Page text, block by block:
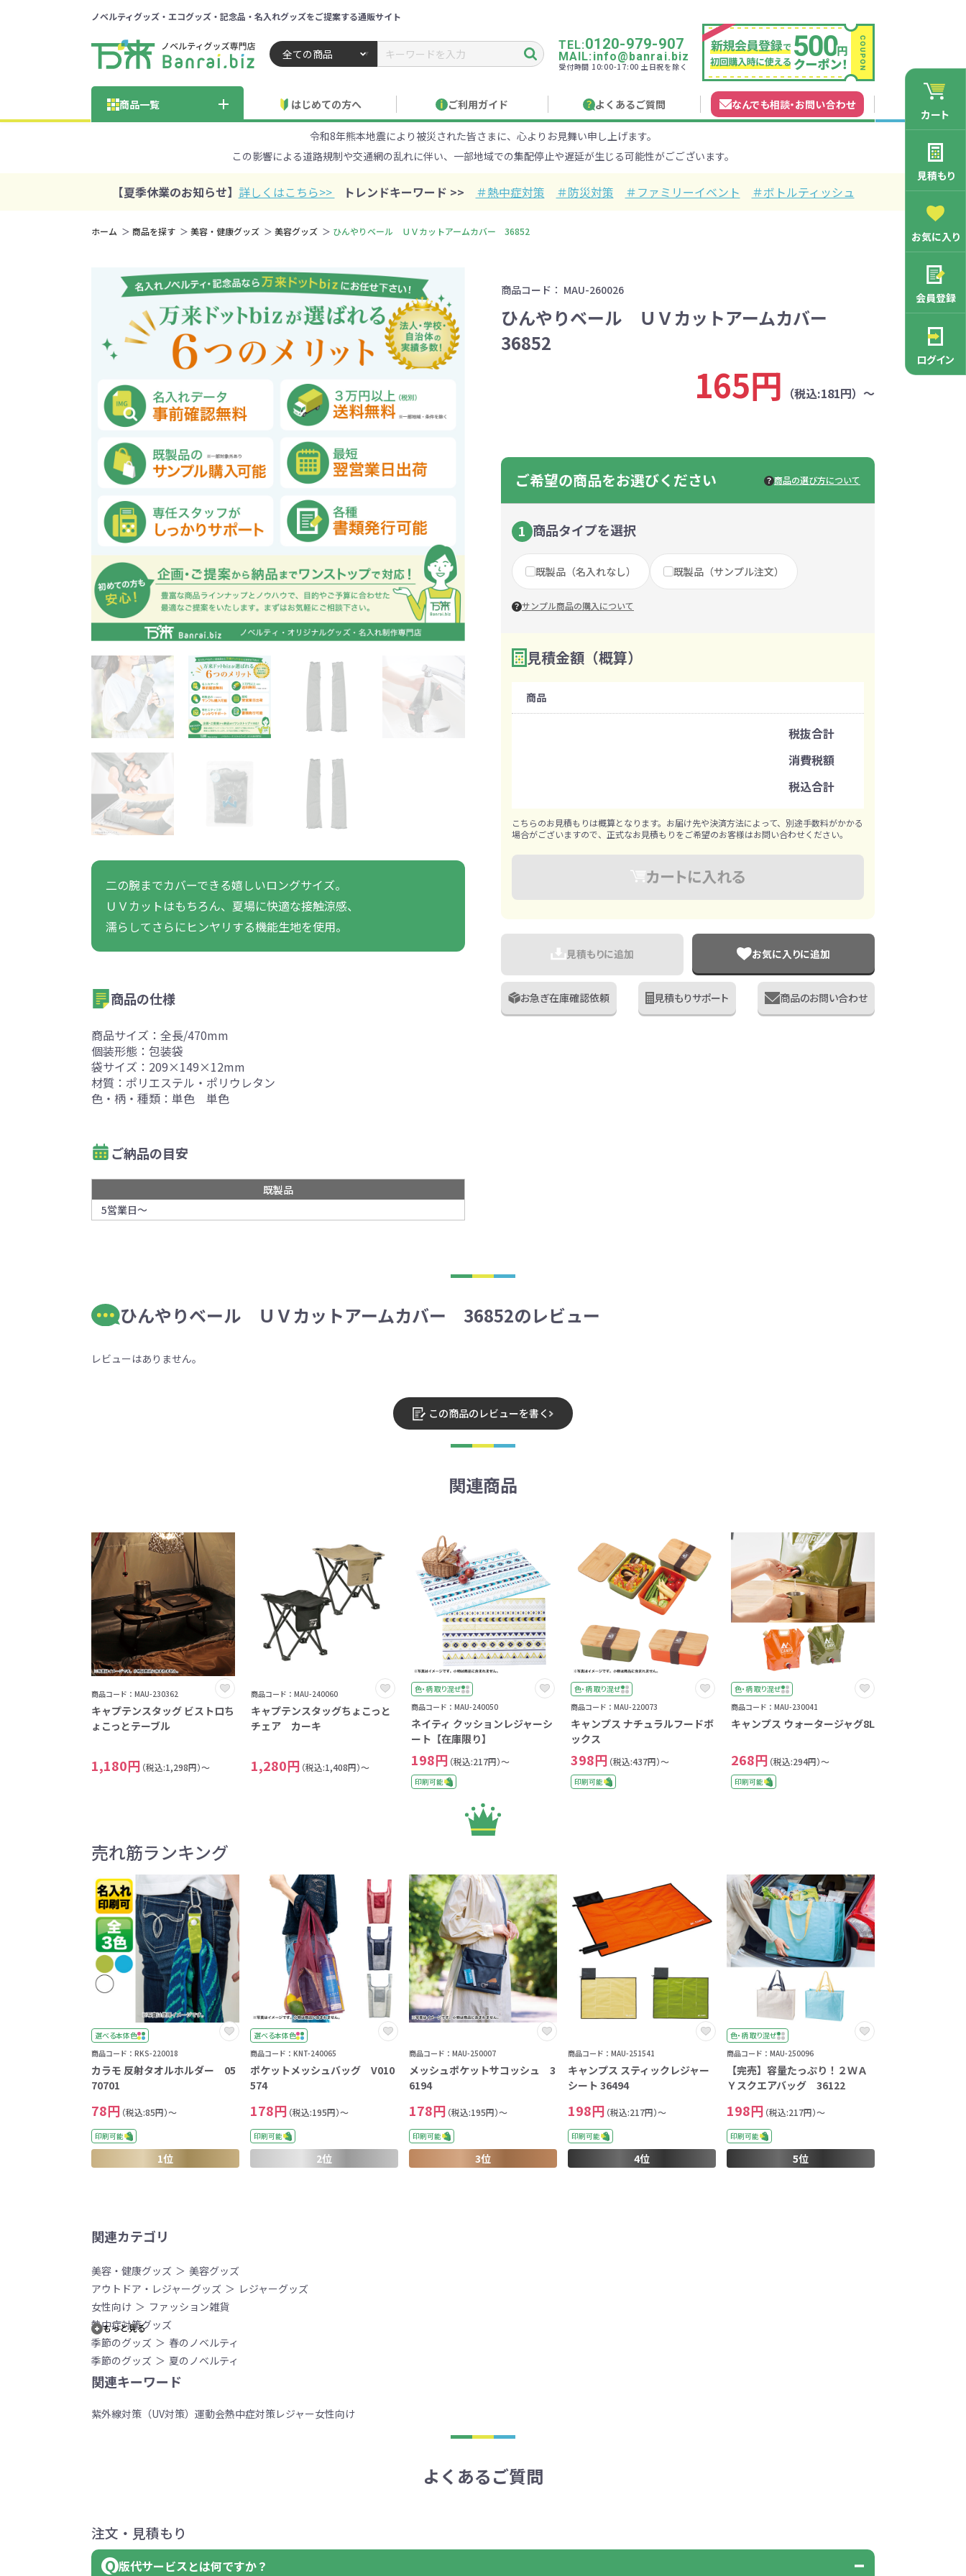
ノベルティグッズ・エコグッズ・記念品・名入れグッズをご提案する通販サイト
ノベルティ 専門店 万来ドットbiz ／ 名入れ・販促品・記念品・オリジナルグッズ
商品一覧
エコバッグ・トートバッ
グ全般
コットントートバッグ
オーガニックコットン
バッグ
キャンバストートバッ
不織布バッグ
ポリエステルバッグ デニムバッグ 保冷バッグ
マルシェバッグ ランチバッグ サコッシュ
巾着・リュック全般 コットン巾着・リュック 不織布巾着・リュック
ポリエステル巾着・リュ
ポーチ全般
クリア・ビニールポー
ポリエステルポーチ コットンポーチ キャンバスポーチ
デニムポーチ フラットポーチ
ケース全般 財布 コインケース カードケース マルチケース
マグカップ全般 陶器マグカップ プラスチックマグカップ
ステンレス・アルミマグカッ
ガラスマグカップ
湯のみ
タンブラー・ボトル・グラス
タンブラー・ボトル・グ
ラス全般
ステンレスタンブラー
ー
アルミボトル クリアボトル ペットボトルホルダー グラス
ペン・筆記用具
ペン・筆記用具全般 単色ボールペン
文具・ステーショナリー
文具・ステーショナリー
全般
付箋
電子メモパッド ペンケース カレンダー 定規・メジャー
マグネット クリップ その他文具
スマホ・タブレットグッ
ズ全般
モバイルバッテリー・充
電器
タッチペン
イヤフォン・ヘッドセッ
ト
スマホショルダー モバイルクリーナー
スマホ対応手袋 その他
パソコングッズ全般 USBグッズ
生活用品・生活雑貨全
般
植物栽培セット その他
ブランケット・ひざ掛け キッチングッズ
キッチングッズ全般 キッチンツール 箸・お弁当グッズ カトラリー コースター
ボウル・プレート
スポンジ・ペーパー・ク
ロス
ラップ・ビニール
防災・防犯グッズ全般 防災グッズ 防犯グッズ 防災セット ホイッスル
ライト・ランタン
美容・健康グッズ全般 入浴剤 美容グッズ ミラー マスク
マスクケース 健康グッズ 加湿器
除菌・感染対策グッズ
全般
マスク マスクケース
ウェットティッシュ・ティ
除菌液
抗菌グッズ 石鹸・洗剤 啓発グッズ
タオル・ハンカチ
タオル・ハンカチ全般 タオル ハンカチ 手ぬぐい
うちわ・扇子・ファン
般
ファン
雨具全般
ッズ全般
ラジオ・ライト・ランタン レジャーグッズ 携帯トイレ
その他
ひんやりグッズ全般
冷却グッズ
あったかグッズ
あったかグッズ全般 手袋
お菓子・食品・飲料
お菓子・食品・飲料全般
～50円 51～100円 101～150円
301～500円 501～1000円
5001～10000円 10001円以上
展示会・セミナー全般 展示会向けバッグ 展示会向けノベルティ
再生素材・エコ素材全
般
再生コットン 再生ＰＥＴ 再生樹脂 リサイクルレザー
ラバーウッド
コルク 竹・バンブーファイバー ジュート
バイオマス EVA素材
ＦＳＣ認証
社会貢献機能付き全般 フェアトレード 樹を・サンゴを植える
来店・成約プレゼント 営業活動ツール・粗品 絆ツール
お絵かき・ぬりえイベントセ
ット
女性向け抽選会セット 季節の抽選会セット イベントセット追加用品
季節のグッズ
季節のグッズ全般 春のノベルティ 夏のノベルティ 秋のノベルティ 冬のノベルティ
子供向け全般 お菓子系 文具・知育玩具系 イベント・抽選会
キャラクター・ファンシー雑
防犯・安心グッズ
女性向け全般 ファッション雑貨 エコ・アイデア雑貨 キッチン雑貨 生活雑貨
シニア向け全般 健康・癒しグッズ 防犯グッズ モバイル・PCグッズ 生活雑貨
訪日外国人・インバウンド向
け
訪日外国人・インバウ
ンド向け全般
和風・和雑貨
100円以下の人気エコバッグ 展示会ノベルティ特集 フルカラー印刷で訴求力UP 名入れ印刷バッグ特集 オリジナルマグカップ作りたい
春のノベルティ特集 夏のノベルティ特集 秋のノベルティ特集
環境保全への取り組み
地球にやさしいエコグッズ エココレ（おしゃれなエコグッズ）
展示会向けバッグ特集
体育祭・文化祭・運動会におす
すめのノベルティ オリジナルグ
和のノベルティ特集
スマホに役立つノベルティグッ
ズ
防犯・防災対策ノベルティ
官公庁・自治体向け全
般
SDGs推進 環境保全 交通安全 消防・救急グッズ
学校・教育グッズ
ス向け
学校・PTA・オープンキ
ャンパス向け全般
バッグ・ポーチ 記念品
メーカー向け全般 アパレル 住宅・不動産
店舗向け全般 カーディーラー 美容系サロン
はじめての方へ ご利用ガイド
見積もり作成について のし・包装 名入れガイド
よくあるご質問 なんでも相談・お問い合わせ
見積もりサポート お急ぎ在庫確認
TEL:0120-979-907
MAIL:info@banrai.biz
受付時間 10:00-17:00 土日祝を除く
カート
見積もり
お気に入り
会員登録
ログイン
令和8年熊本地震により被災された皆さまに、心よりお見舞い申し上げます。
この影響による道路規制や交通網の乱れに伴い、一部地域での集配停止や遅延が生じる可能性がごございます。
【夏季休業のお知らせ】 詳しくはこちら>> トレンドキーワード >> ＃熱中症対策 ＃防災対策 ＃ファミリーイベント ＃ボトルティッシュ
ホーム 商品を探す 美容・健康グッズ 美容グッズ ひんやりベール ＵＶカットアームカバー 36852
商品コード： MAU-260026
ひんやりベール ＵＶカットアームカバー
36852
165円 （税込:181円）～
二の腕までカバーできる嬉しいロングサイズ。
ＵＶカットはもちろん、夏場に快適な接触涼感、
濡らしてさらにヒンヤリする機能生地を使用。
商品の仕様
商品サイズ：全長/470mm
個装形態：包装袋
袋サイズ：209×149×12mm
材質：ポリエステル・ポリウレタン
色・柄・種類：単色 単色
ご納品の目安
既製品
5営業日～
ご希望の商品をお選びください 商品の選び方について
1 商品タイプを選択
既製品（名入れなし） 既製品（サンプル注文）
サンプル商品の購入について
2 数量を入力
購入条件
注文可能数
見積金額（概算）
商品
税抜合計
消費税額
税込合計
こちらのお見積もりは概算となります。お届け先や決済方法によって、別途手数料がかかる
場合がございますので、正式なお見積もりをご希望のお客様はお問い合わせください。
カートに入れる
見積もりに追加 お気に入りに追加
お急ぎ在庫確認依頼 見積もりサポート 商品のお問い合わせ
ひんやりベール ＵＶカットアームカバー 36852のレビュー
レビューはありません。
この商品のレビューを書く
関連商品
商品コード：MAU-230362
キャプテンスタッグ ビストロち
ょこっとテーブル
1,180円 （税込:1,298円）～
商品コード：MAU-240060
キャプテンスタッグちょこっと
チェア カーキ
1,280円 （税込:1,408円）～
色・柄 取り混ぜ
商品コード：MAU-240050
ネイティ クッションレジャーシ
ート【在庫限り】
198円 （税込:217円）～
印刷可能
色・柄 取り混ぜ
商品コード：MAU-220073
キャンプス ナチュラルフードボ
ックス
398円 （税込:437円）～
印刷可能
色・柄 取り混ぜ
商品コード：MAU-230041
キャンプス ウォータージャグ8L
268円 （税込:294円）～
印刷可能
売れ筋ランキング
選べる本体色
商品コード：RKS-220018
カラモ 反射タオルホルダー 05
70701
78円 （税込:85円）～
印刷可能
1位
選べる本体色
商品コード：KNT-240065
ポケットメッシュバッグ V010
574
178円 （税込:195円）～
印刷可能
2位
商品コード：MAU-250007
メッシュポケットサコッシュ 3
6194
178円 （税込:195円）～
印刷可能
3位
商品コード：MAU-251541
キャンプス スティックレジャー
シート 36494
198円 （税込:217円）～
印刷可能
4位
色・柄 取り混ぜ
商品コード：MAU-250096
【完売】容量たっぷり！２ＷＡ
Ｙスクエアバッグ 36122
198円 （税込:217円）～
印刷可能
5位
関連カテゴリ
美容・健康グッズ
美容グッズ
アウトドア・レジャーグッズ
レジャーグッズ
女性向け
ファッション雑貨
熱中症対策グッズ
季節のグッズ
春のノベルティ
季節のグッズ
夏のノベルティ
もっと見る
関連キーワード
紫外線対策（UV対策） 運動会熱中症対策レジャー女性向け
よくあるご質問
注文・見積もり
版代サービスとは何ですか？